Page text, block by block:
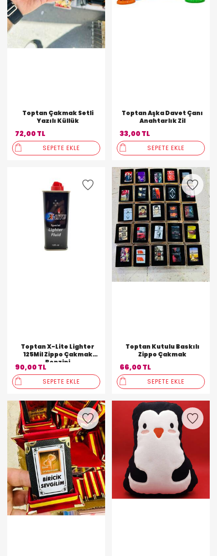
Toptan Çakmak Setli
Yazılı Küllük
72,00 TL
SEPETE EKLE
Toptan Aşka Davet Çanı
Anahtarlık Zil
33,00 TL
SEPETE EKLE
Toptan X-Lite Lighter
125Mil Zippo Çakmak
Benzini
90,00 TL
SEPETE EKLE
Toptan Kutulu Baskılı
Zippo Çakmak
66,00 TL
SEPETE EKLE